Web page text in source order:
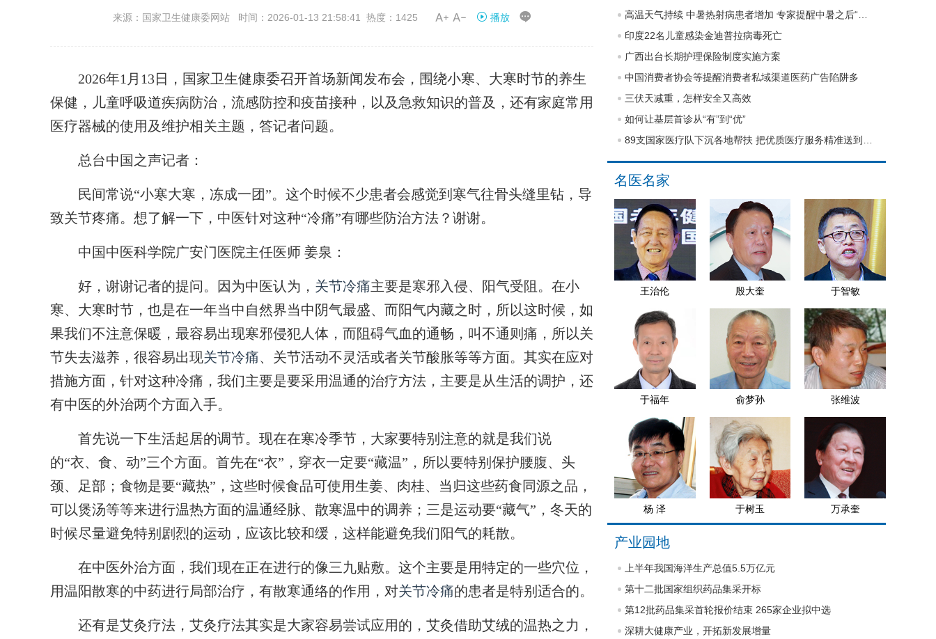
来源：国家卫生健康委网站 时间：2026-01-13 21:58:41 热度：1425  播放 
2026年1月13日，国家卫生健康委召开首场新闻发布会，围绕小寒、大寒时节的养生
保健，儿童呼吸道疾病防治，流感防控和疫苗接种，以及急救知识的普及，还有家庭常用
医疗器械的使用及维护相关主题，答记者问题。
总台中国之声记者：
民间常说“小寒大寒，冻成一团”。这个时候不少患者会感觉到寒气往骨头缝里钻，导
致关节疼痛。想了解一下，中医针对这种“冷痛”有哪些防治方法？谢谢。
中国中医科学院广安门医院主任医师 姜泉：
好，谢谢记者的提问。因为中医认为， 关节冷痛主要是寒邪入侵、阳气受阻。在小
寒、大寒时节，也是在一年当中自然界当中阴气最盛、而阳气内藏之时，所以这时候，如
果我们不注意保暖，最容易出现寒邪侵犯人体，而阻碍气血的通畅，叫不通则痛，所以关
节失去滋养，很容易出现关节冷痛、关节活动不灵活或者关节酸胀等等方面。其实在应对
措施方面，针对这种冷痛，我们主要是要采用温通的治疗方法，主要是从生活的调护，还
有中医的外治两个方面入手。
首先说一下生活起居的调节。现在在寒冷季节，大家要特别注意的就是我们说
的“衣、食、动”三个方面。首先在“衣”，穿衣一定要“藏温”，所以要特别保护腰腹、头
颈、足部；食物是要“藏热”，这些时候食品可使用生姜、肉桂、当归这些药食同源之品，
可以煲汤等等来进行温热方面的温通经脉、散寒温中的调养；三是运动要“藏气”，冬天的
时候尽量避免特别剧烈的运动，应该比较和缓，这样能避免我们阳气的耗散。
在中医外治方面，我们现在正在进行的像三九贴敷。这个主要是用特定的一些穴位，
用温阳散寒的中药进行局部治疗，有散寒通络的作用，对关节冷痛的患者是特别适合的。
还有是艾灸疗法，艾灸疗法其实是大家容易尝试应用的，艾灸借助艾绒的温热之力，
印度22名儿童感染金迪普拉病毒死亡
广西出台长期护理保险制度实施方案
中国消费者协会等提醒消费者私域渠道医药广告陷阱多
三伏天减重，怎样安全又高效
如何让基层首诊从“有”到“优”
名医名家
王治伦 殷大奎 于智敏
于福年 俞梦孙 张维波
杨 泽 于树玉 万承奎
产业园地
上半年我国海洋生产总值5.5万亿元
第十二批国家组织药品集采开标
第12批药品集采首轮报价结束 265家企业拟中选
深耕大健康产业，开拓新发展增量